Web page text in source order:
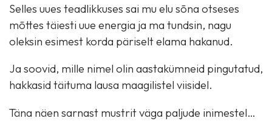
Selles uues teadlikkuses sai mu elu sõna otseses
mõttes täiesti uue energia ja ma tundsin, nagu
oleksin esimest korda päriselt elama hakanud.
Ja soovid, mille nimel olin aastakümneid pingutatud,
hakkasid täituma lausa maagilistel viisidel.
Täna näen sarnast mustrit väga paljude inimestel…